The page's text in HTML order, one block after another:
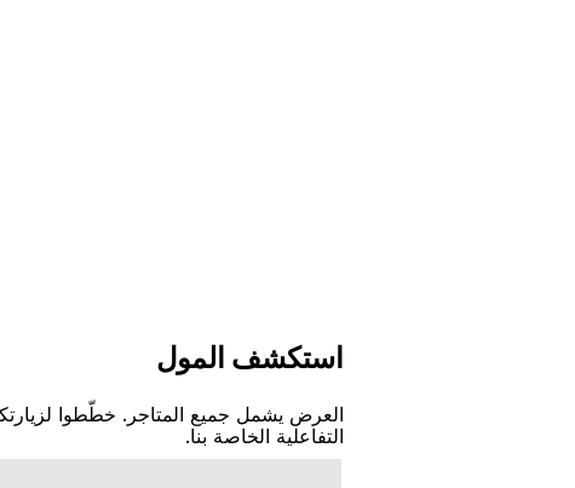
اﺳﺘﻜﺸﻒ اﻟﻤﻮﻝ
اﻟﻌﺮﺽ ﻳﺸﻤﻞ ﺟﻤﻴﻊ اﻟﻤﺘﺎﺟﺮ. ﺧﻄّﻄﻮا
اﻟﺘﻔﺎﻋﻠﻴﺔ اﻟﺨﺎﺻﺔ ﺑﻨﺎ.